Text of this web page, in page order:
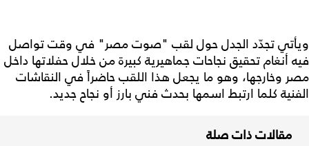
ويأتي تجدّد الجدل حول لقب "صوت مصر" في وقت تواصل
فيه أنغام تحقيق نجاحات جماهيرية كبيرة من خلال حفلاتها داخل
مصر وخارجها، وهو ما يجعل هذا اللقب حاضراً في النقاشات
الفنية كلما ارتبط اسمها بحدث فني بارز أو نجاح جديد.
مقالات ذات صلة